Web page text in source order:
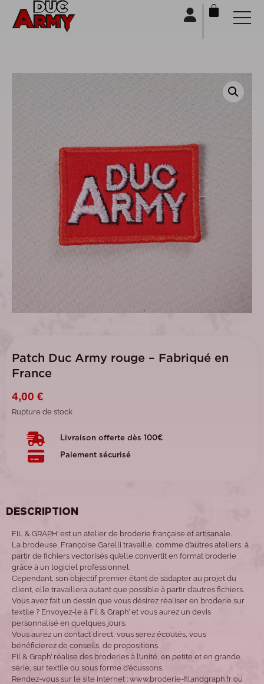
Patch Duc Army rouge – Fabriqué en
France
4,00 €
Rupture de stock
Livraison offerte dès 100€
Paiement sécurisé
DESCRIPTION
FIL & GRAPH’ est un atelier de broderie française et artisanale.
La brodeuse, Françoise Garelli travaille, comme d’autres ateliers, à
partir de fichiers vectorisés qu’elle convertit en format broderie
grâce à un logiciel professionnel.
Cependant, son objectif premier étant de s’adapter au projet du
client, elle travaillera autant que possible à partir d’autres fichiers.
Vous avez fait un dessin que vous désirez réaliser en broderie sur
textile ? Envoyez-le à Fil & Graph’ et vous aurez un devis
personnalisé en quelques jours.
Vous aurez un contact direct, vous serez écoutés, vous
bénéficierez de conseils, de propositions.
Fil & Graph’ réalise des broderies à l’unité, en petite et en grande
série, sur textile ou sous forme d’écussons.
Rendez-vous sur le site internet : www.broderie-filandgraph.fr ou
Panneau de gestion des cookies